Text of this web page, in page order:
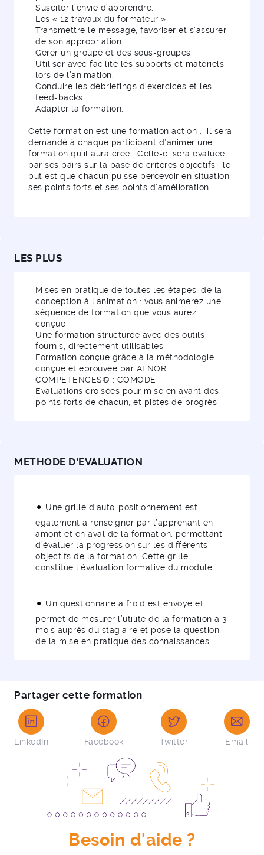
Susciter l’envie d’apprendre.
Les « 12 travaux du formateur »
Transmettre le message, favoriser et s’assurer
de son appropriation
Gérer un groupe et des sous-groupes
Utiliser avec facilité les supports et matériels
lors de l’animation.
Conduire les débriefings d’exercices et les
feed-backs
Adapter la formation.
Cette formation est une formation action : il sera
demandé à chaque participant d’animer une
formation qu’il aura créé, Celle-ci sera évaluée
par ses pairs sur la base de critères objectifs , le
but est que chacun puisse percevoir en situation
ses points forts et ses points d’amélioration.
LES PLUS
Mises en pratique de toutes les étapes, de la
conception à l’animation : vous animerez une
séquence de formation que vous aurez
conçue
Une formation structurée avec des outils
fournis, directement utilisables
Formation conçue grâce à la méthodologie
conçue et éprouvée par AFNOR
COMPETENCES© : COMODE
Evaluations croisées pour mise en avant des
points forts de chacun, et pistes de progrès
METHODE D'EVALUATION
Une grille d’auto-positionnement est
également à renseigner par l’apprenant en
amont et en aval de la formation, permettant
d’évaluer la progression sur les différents
objectifs de la formation. Cette grille
constitue l’évaluation formative du module.
Un questionnaire à froid est envoyé et
permet de mesurer l’utilité de la formation à 3
mois auprès du stagiaire et pose la question
de la mise en pratique des connaissances.
Partager cette formation
LinkedIn Facebook Twitter Email
Besoin d'aide ?